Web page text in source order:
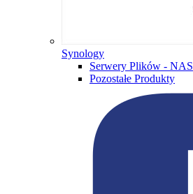
Synology
Serwery Plików - NAS
Pozostałe Produkty